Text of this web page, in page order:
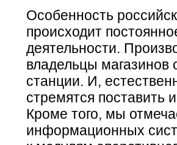
Особенность
происходит
деятельности.
владельцы
станции. И,
стремятся
Кроме того, мы
информационных